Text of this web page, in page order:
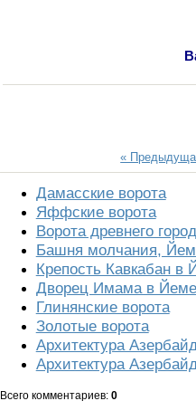
«
Дамасские ворота
Яффские ворота
Ворота древнего
Башня молчания,
Крепость Кавкабан в
Дворец Имама в
Глинянские ворота
Золотые ворота
Архитектура
Архитектура
Всего комментариев: 0